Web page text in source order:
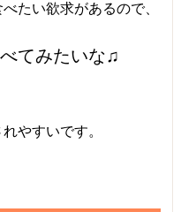
たい欲求があるので、
べてみたいな♫
やすいです。